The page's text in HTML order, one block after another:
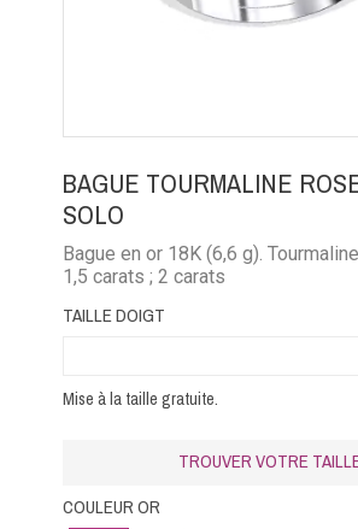
BAGUE TOURMALINE
SOLO
Bague en or 18K (6,6 g).
1,5 carats ; 2 carats
TAILLE DOIGT
Mise à la taille gratuite.
TROUVER VOTRE
COULEUR OR